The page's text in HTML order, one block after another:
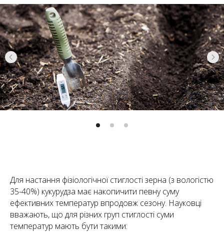
Для настання фізіологічної стиглості зерна (з вологістю
35-40%) кукурудза має накопичити певну суму
ефективних температур впродовж сезону. Науковці
вважають, що для різних груп стиглості суми
температур мають бути такими: